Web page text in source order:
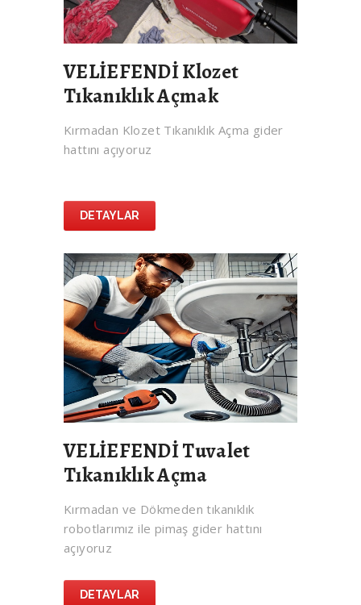
VELİEFENDİ Klozet
Tıkanıklık Açmak
Kırmadan Klozet Tıkanıklık Açma gider
hattını açıyoruz
DETAYLAR
VELİEFENDİ Tuvalet
Tıkanıklık Açma
Kırmadan ve Dökmeden tıkanıklık
robotlarımız ile pimaş gider hattını
açıyoruz
DETAYLAR